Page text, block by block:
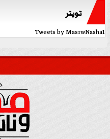
تويتر
Tweets by MasrwNasha1